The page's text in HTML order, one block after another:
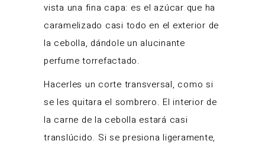
vista una fina capa: es el azúcar que ha
caramelizado casi todo en el exterior de
la cebolla, dándole un alucinante
perfume torrefactado.
Hacerles un corte transversal, como si
se les quitara el sombrero. El interior de
la carne de la cebolla estará casi
translúcido. Si se presiona ligeramente,